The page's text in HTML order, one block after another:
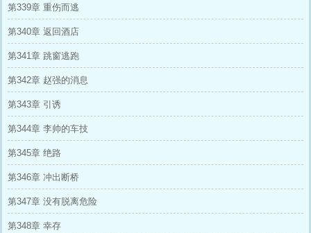
第339章 重伤而逃
第340章 返回酒店
第341章 跳窗逃跑
第342章 赵强的消息
第343章 引诱
第344章 李帅的车技
第345章 绝路
第346章 冲出断桥
第347章 没有脱离危险
第348章 幸存